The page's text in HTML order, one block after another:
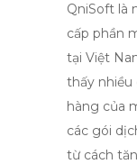
QniSoft là
cấp phần
tại Việt
thấy nhiều
hàng của
các gói
từ cách